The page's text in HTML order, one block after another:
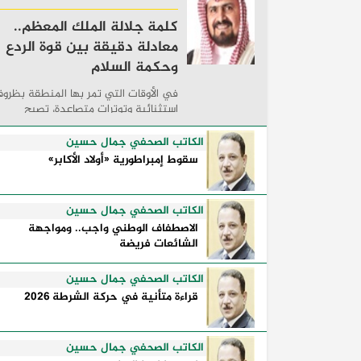
كلمة جلالة الملك المعظم..
معادلة دقيقة بين قوة الردع
وحكمة السلام
في الأوقات التي تمر بها المنطقة
استثنائية وتوترات متصاعدة، تصبح
الكلمات السياسية أكثر من مجرد مواقف
معلنة؛ فهي تكشف طريقة تفكير الدول،
وكيفية إدارتها للأزمات، والحدود التي
تفصل بين القوة ...
الكاتب الصحفي جمال حسين
سقوط إمبراطورية «أولاد الأكابر»
الكاتب الصحفي جمال حسين
الاصطفاف الوطني واجب.. ومواجهة
الشائعات فريضة
الكاتب الصحفي جمال حسين
قراءة متأنية في حركة الشرطة 2026
الكاتب الصحفي جمال حسين